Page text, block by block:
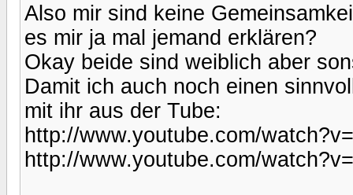
Also mir sind keine
es mir ja mal jemand erklären?
Okay beide sind weiblich aber
Damit ich auch noch einen
mit ihr aus der Tube:
http://www.youtube.com/
http://www.youtube.com/